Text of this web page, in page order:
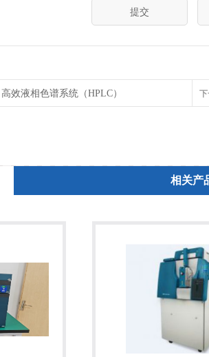
效液相色谱系统（HPLC） 下
相关产